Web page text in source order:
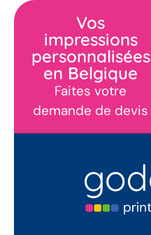
Vos
impressions
personnalisées
en Belgique
Faites votre
demande de devis